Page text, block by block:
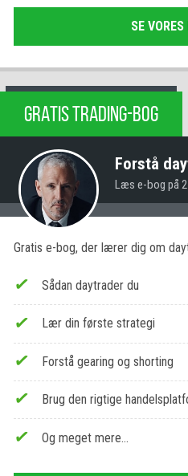
SE VORES
GRATIS TRADING-BOG
Forstå
Læs e-bog på
Gratis e-bog, der lærer dig om
Sådan daytrader du
Lær din første strategi
Forstå gearing og shorting
Brug den rigtige
Og meget mere…